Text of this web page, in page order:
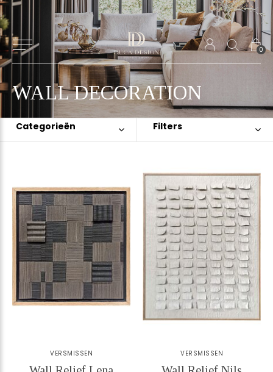
0
WALL DECORATION
Categorieën Filters
VERSMISSEN VERSMISSEN